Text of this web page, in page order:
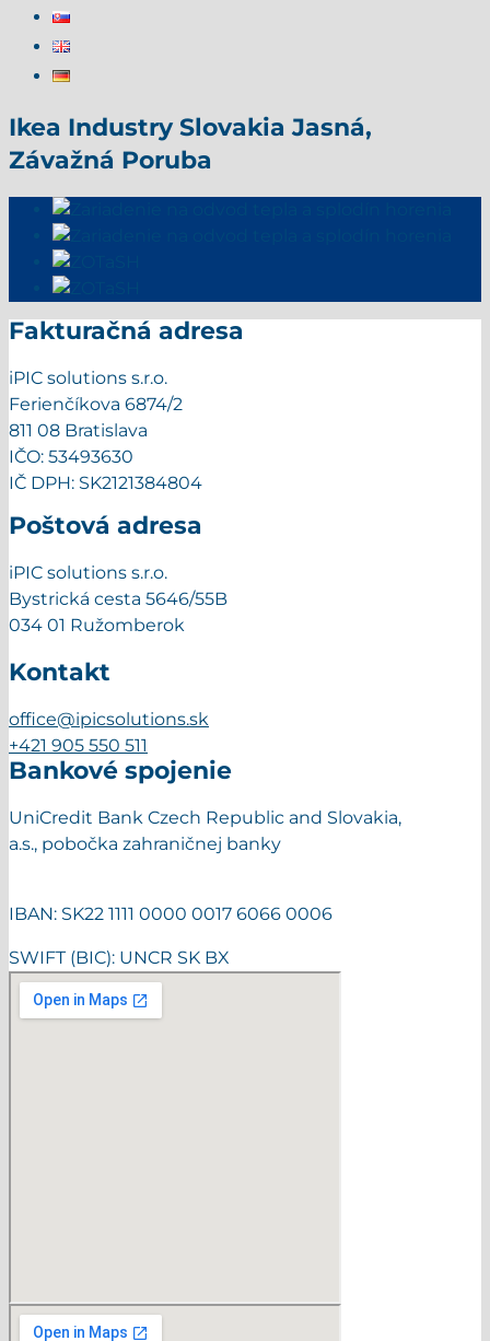
Ikea Industry Slovakia Jasná,
Závažná Poruba
Fakturačná adresa
iPIC solutions s.r.o.
Ferienčíkova 6874/2
811 08 Bratislava
IČO: 53493630
IČ DPH: SK2121384804
Poštová adresa
iPIC solutions s.r.o.
Bystrická cesta 5646/55B
034 01 Ružomberok
Kontakt
office@ipicsolutions.sk
+421 905 550 511
Bankové spojenie
UniCredit Bank Czech Republic and Slovakia,
a.s., pobočka zahraničnej banky
IBAN: SK22 1111 0000 0017 6066 0006
SWIFT (BIC): UNCR SK BX